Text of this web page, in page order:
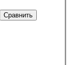
Сравнить